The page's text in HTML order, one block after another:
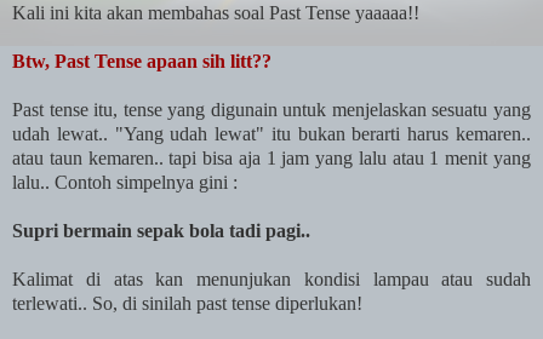
Kali ini kita akan membahas soal Past Tense yaaaaa!!
Btw, Past Tense apaan sih litt??
Past tense itu, tense yang digunain untuk menjelaskan sesuatu yang
udah lewat.. "Yang udah lewat" itu bukan berarti harus kemaren..
atau taun kemaren.. tapi bisa aja 1 jam yang lalu atau 1 menit yang
lalu.. Contoh simpelnya gini :
Supri bermain sepak bola tadi pagi..
Kalimat di atas kan menunjukan kondisi lampau atau sudah
terlewati.. So, di sinilah past tense diperlukan!